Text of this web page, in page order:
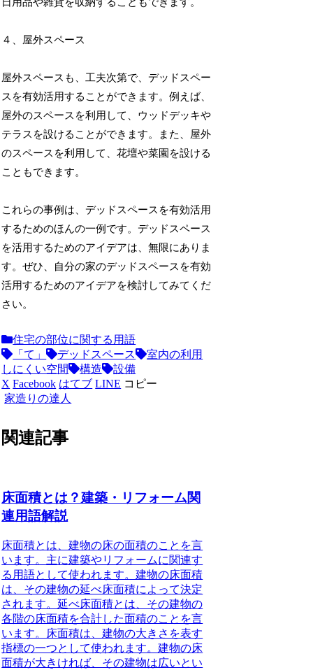
日用品や雑貨を収納することもできます。
４、屋外スペース
屋外スペースも、工夫次第で、デッドスペー
スを有効活用することができます。例えば、
屋外のスペースを利用して、ウッドデッキや
テラスを設けることができます。また、屋外
のスペースを利用して、花壇や菜園を設ける
こともできます。
これらの事例は、デッドスペースを有効活用
するためのほんの一例です。デッドスペース
を活用するためのアイデアは、無限にありま
す。ぜひ、自分の家のデッドスペースを有効
活用するためのアイデアを検討してみてくだ
さい。
住宅の部位に関する用語
「て」
デッドスペース
室内の利用
しにくい空間
構造
設備
X Facebook はてブ LINE コピー
家造りの達人
関連記事
床面積とは？建築・リフォーム関
連用語解説
床面積とは、建物の床の面積のことを言
います。主に建築やリフォームに関連す
る用語として使われます。建物の床面積
は、その建物の延べ床面積によって決定
されます。延べ床面積とは、その建物の
各階の床面積を合計した面積のことを言
います。床面積は、建物の大きさを表す
指標の一つとして使われます。建物の床
面積が大きければ、その建物は広いとい